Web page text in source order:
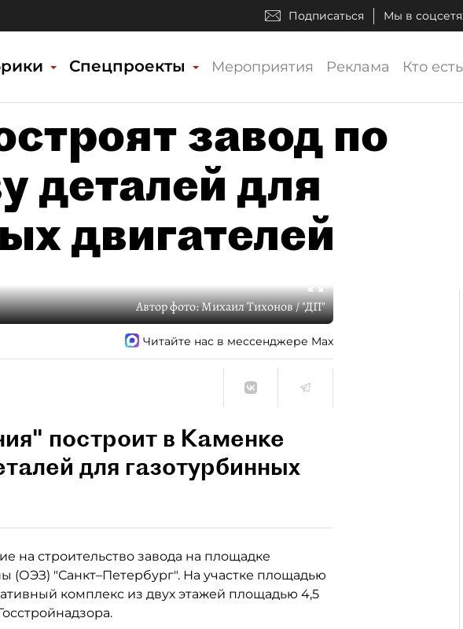
Подписаться Мы в
Спецпроекты Мероприятия Реклама Кто
завод по
деталей для
двигателей
Автор фото:Михаил Тихонов / "ДП"
Читайте нас в мессенджере Max
построит в Каменке
для газотурбинных
на строительство завода на площадке
(ОЭЗ) "Санкт–Петербург". На участке площадью
комплекс из двух этажей площадью 4,5